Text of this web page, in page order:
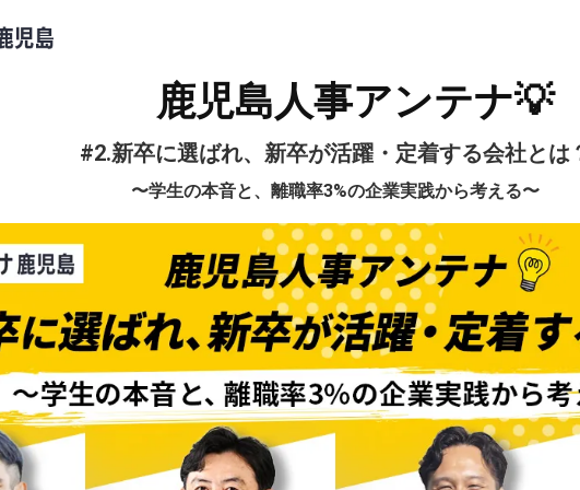
鹿児島人事アンテナ💡
#2.新卒に選ばれ、新卒が活躍・定着する会社とは
〜学生の本音と、離職率3%の企業実践から考える〜